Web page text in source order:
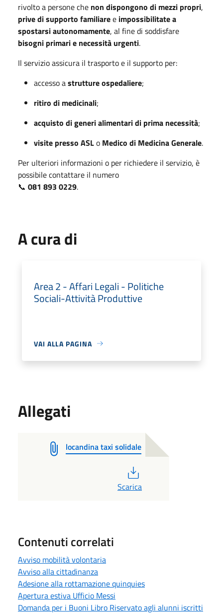
rivolto a persone che non dispongono di mezzi propri,
prive di supporto familiaree impossibilitate a
spostarsi autonomamente, al fine di soddisfare
bisogni primari e necessità urgenti.
Il servizio assicura il trasporto e il supporto per:
accesso astrutture ospedaliere;
ritiro di medicinali;
acquisto di generi alimentari di prima necessità;
visite presso ASLo Medico di Medicina Generale.
Per ulteriori informazioni o per richiedere il servizio, è
possibile contattare il numero
📞 081 893 0229.
A cura di
Area 2 - Affari Legali - Politiche
Sociali-Attività Produttive
VAI ALLA PAGINA
Allegati
locandina taxi solidale
Scarica
Contenuti correlati
Avviso mobilità volontaria
Avviso alla cittadinanza
Adesione alla rottamazione quinquies
Apertura estiva Ufficio Messi
Domanda per i Buoni Libro Riservato agli alunni iscritti